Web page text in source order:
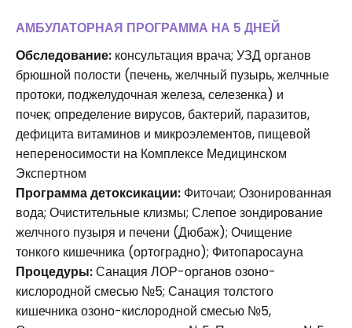
АМБУЛАТОРНАЯ ПРОГРАММА НА 5 ДНЕЙ
Обследование: консультация врача; УЗД органов
брюшной полости (печень, желчный пузырь, желчные
протоки, поджелудочная железа, селезенка) и
почек; определение вирусов, бактерий, паразитов,
дефицита витаминов и микроэлементов, пищевой
непереносимости на Комплексе Медицинском
Экспертном
Программа детоксикации: Фиточаи; Озонированная
вода; Очистительные клизмы; Слепое зондирование
желчного пузыря и печени (Дюбаж); Очищение
тонкого кишечника (ортоградно); Фитопаросауна
Процедуры:Санация ЛОР-органов озоно-
кислородной смесью №5; Санация толстого
кишечника озоно-кислородной смесью №5,